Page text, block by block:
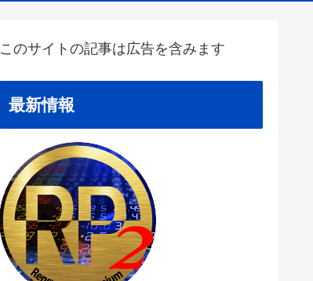
このサイトの記事は広告を含みます
最新情報